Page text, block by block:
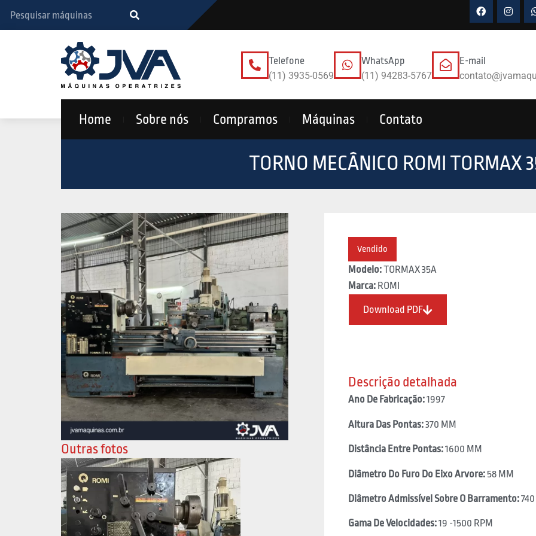
Telefone
(11) 3935-0569
WhatsApp
(11) 94283-5767
E-mail
Home Sobre nós Compramos Máquinas Contato
TORNO MECÂNICO ROMI TORMAX
Outras fotos
Vendido
Modelo:TORMAX 35A
Marca:ROMI
Download PDF
Descrição detalhada
Ano De Fabricação:1997
Altura Das Pontas:370 MM
Distância Entre Pontas:1600 MM
Diâmetro Do Furo Do Eixo Arvore:58 MM
Diâmetro Admissível Sobre O Barramento:
Gama De Velocidades:19 -1500 RPM